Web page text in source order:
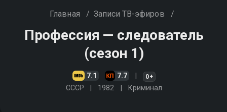
Главная / Записи ТВ-эфиров /
Профессия — следователь
(сезон 1)
7.1 7.7 0+
СССР 1982 Криминал